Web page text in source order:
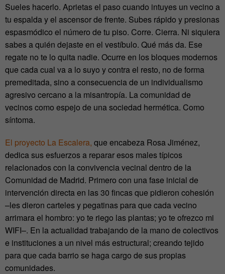
Sueles hacerlo. Aprietas el paso cuando intuyes un vecino a
tu espalda y el ascensor de frente. Subes rápido y presionas
espasmódico el número de tu piso. Corre. Cierra. Ni siquiera
sabes a quién dejaste en el vestíbulo. Qué más da. Ese
regate no te lo quita nadie. Ocurre en los bloques modernos
que cada cual va a lo suyo y contra el resto, no de forma
premeditada, sino a consecuencia de un individualismo
agresivo cercano a la misantropía. La comunidad de
vecinos como espejo de una sociedad hermética. Como
síntoma.
El proyecto La Escalera, que encabeza Rosa Jiménez,
dedica sus esfuerzos a reparar esos males típicos
relacionados con la convivencia vecinal dentro de la
Comunidad de Madrid. Primero con una fase inicial de
intervención directa en las 30 fincas que pidieron cohesión
–les dieron carteles y pegatinas para que cada vecino
arrimara el hombro: yo te riego las plantas; yo te ofrezco mi
WIFI–. En la actualidad trabajando de la mano de colectivos
e instituciones a un nivel más estructural; creando tejido
para que cada barrio se haga cargo de sus propias
comunidades.